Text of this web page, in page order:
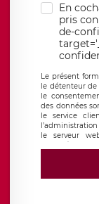
En
pris
de-
Le présent
le détenteur
le
des données
le service
le serveur
autorisée.
basé en